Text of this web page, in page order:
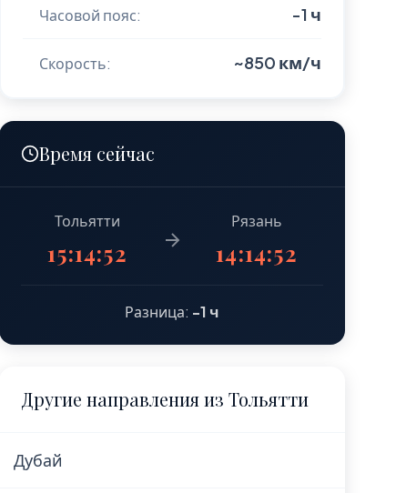
Часовой пояс: -1 ч
Скорость: ~850 км/ч
Время сейчас
Тольятти
15:14:53
Рязань
14:14:53
Разница: -1 ч
Другие направления из Тольятти
Дубай